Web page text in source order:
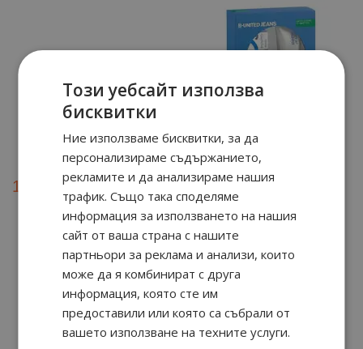
Eau de Toilette 30 мл
€ / 35.91
13. € / 25.90
Бонус: 7 т.
28. 58€ / 55.
20.40€ / 39.
Бонус: 10 т.
За клиенти
Заплащане и доставка
Този уебсайт използва
бисквитки
Ние използваме бисквитки, за да
персонализираме съдържанието,
рекламите и да анализираме нашия
трафик. Също така споделяме
информация за използването на нашия
сайт от ваша страна с нашите
партньори за реклама и анализи, които
може да я комбинират с друга
информация, която сте им
предоставили или която са събрали от
вашето използване на техните услуги.